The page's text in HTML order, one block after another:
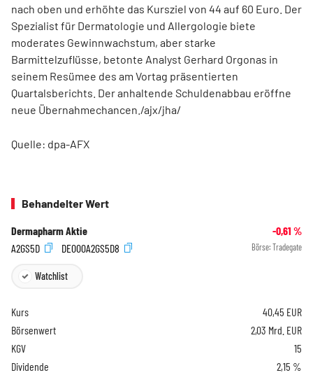
nach oben und erhöhte das Kursziel von 44 auf 60 Euro. Der
Spezialist für Dermatologie und Allergologie biete
moderates Gewinnwachstum, aber starke
Barmittelzuflüsse, betonte Analyst Gerhard Orgonas in
seinem Resümee des am Vortag präsentierten
Quartalsberichts. Der anhaltende Schuldenabbau eröffne
neue Übernahmechancen./ajx/jha/
Quelle: dpa-AFX
Behandelter Wert
Dermapharm Aktie -0,61 %
A2GS5D
DE000A2GS5D8 Börse: Tradegate
Watchlist
Kurs 40,45 EUR
Börsenwert
2,03 Mrd. EUR
KGV
15
Dividende
2,15 %